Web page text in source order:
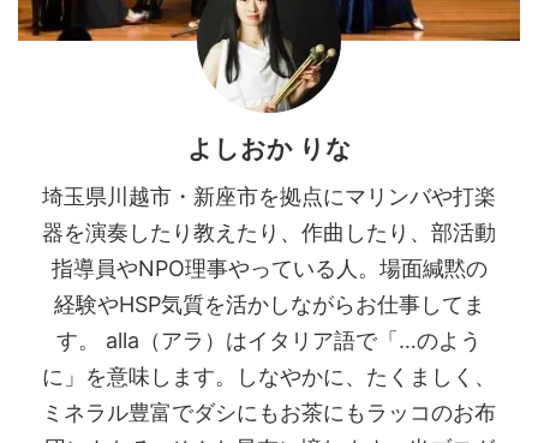
よしおか りな
埼玉県川越市・新座市を拠点にマリンバや打楽
器を演奏したり教えたり、作曲したり、部活動
指導員やNPO理事やっている人。場面緘黙の
経験やHSP気質を活かしながらお仕事してま
す。 alla（アラ）はイタリア語で「…のよう
に」を意味します。しなやかに、たくましく、
ミネラル豊富でダシにもお茶にもラッコのお布